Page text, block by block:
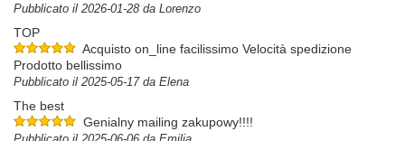
Pubblicato il 2026-01-28 da Lorenzo
TOP
Acquisto on_line facilissimo Velocità spedizione
Prodotto bellissimo
Pubblicato il 2025-05-17 da Elena
The best
Genialny mailing zakupowy!!!!